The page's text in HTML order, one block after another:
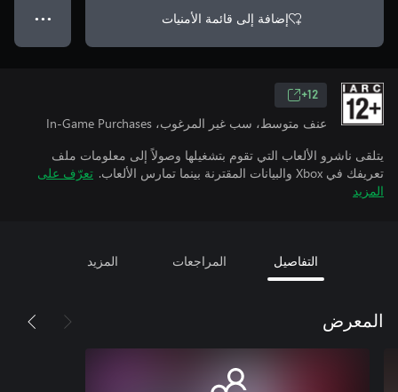
إضافة إلى قائمة الأمنيات ● ● ●
12+
عنف متوسط، سب غير المرغوب، In-Game Purchases
يتلقى ناشرو الألعاب التي تقوم بتشغيلها وصولاً إلى معلومات ملف
تعريفك في Xbox والبيانات المقترنة بينما تمارس الألعاب.
تعرّف على
المزيد
التفاصيل المراجعات المزيد
المعرض